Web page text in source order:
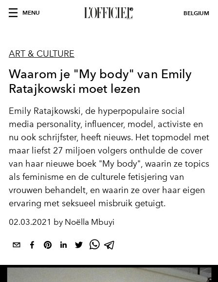
MENU BELGIUM
ART & CULTURE
Waarom je "My body" van Emily
Ratajkowski moet lezen
Emily Ratajkowski, de hyperpopulaire social
media personality, influencer, model, activiste en
nu ook schrijfster, heeft nieuws. Het topmodel met
maar liefst 27 miljoen volgers onthulde de cover
van haar nieuwe boek "My body", waarin ze topics
als feminisme en de culturele fetisjering van
vrouwen behandelt, en waarin ze over haar eigen
ervaring met seksueel misbruik getuigt.
02.03.2021 by Noëlla Mbuyi